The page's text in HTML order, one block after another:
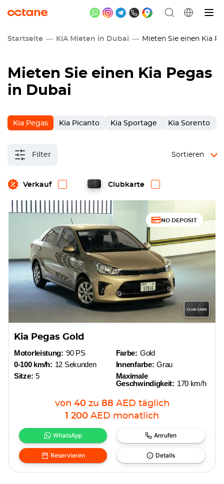
Startseite KIA Mieten in Dubai Mieten Sie einen Kia
Mieten Sie einen Kia Pegas
in Dubai
Kia Pegas Kia Picanto Kia Sportage Kia Sorento
Filter
Verkauf Clubkarte
Sortieren
NO DEPOSIT
Kia Pegas Gold
Motorleistung: 90 PS
0-100 km/h: 12 Sekunden
Sitze: 5
Farbe: Gold
Innenfarbe: Grau
Maximale
Geschwindigkeit: 170 km/h
von 40 zu 88 AED täglich
1 200 AED monatlich
WhatsApp Anrufen
Reservieren Details